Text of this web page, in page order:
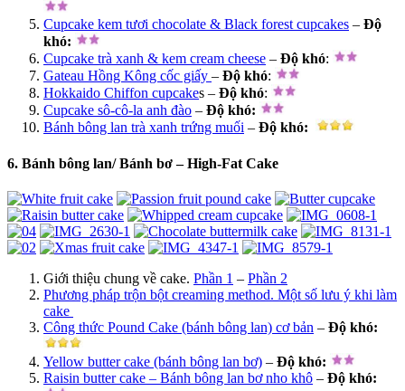
Cupcake kem tươi chocolate & Black forest cupcakes – Độ
khó:
Cupcake trà xanh & kem cream cheese – Độ khó:
Gateau Hồng Kông cốc giấy – Độ khó:
Hokkaido Chiffon cupcakes – Độ khó:
Cupcake sô-cô-la anh đào – Độ khó:
Bánh bông lan trà xanh trứng muối – Độ khó:
6. Bánh bông lan/ Bánh bơ – High-Fat Cake
Giới thiệu chung về cake. Phần 1 – Phần 2
Phương pháp trộn bột creaming method. Một số lưu ý khi làm
cake
Công thức Pound Cake (bánh bông lan) cơ bản – Độ khó:
Yellow butter cake (bánh bông lan bơ) – Độ khó:
Raisin butter cake – Bánh bông lan bơ nho khô – Độ khó: